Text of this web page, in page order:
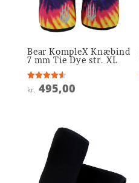
Bear KompleX Knæbind
7 mm Tie Dye str. XL
Vurderet
4.6
kr. 495,00